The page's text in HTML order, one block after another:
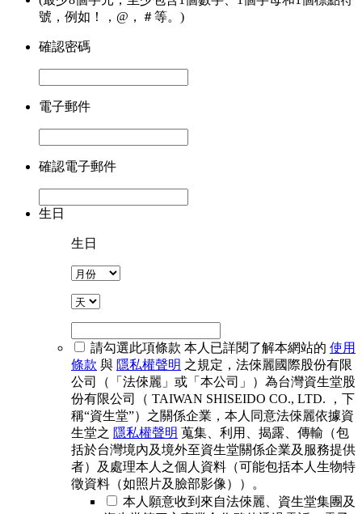
號，例如！，@，＃等。)
確認密碼
電子郵件
確認電子郵件
生日
生日
請勾選此項條款 本人已詳閱了解本網站的 使用
條款 與 隱私權聲明 之規定，法倈麗國際股份有限
公司（「法倈麗」或「本公司」）為台灣資生堂股
份有限公司（ TAIWAN SHISEIDO CO., LTD. ，下
稱“資生堂”）之關係企業，本人同意法倈麗依據資
生堂之 隱私權聲明 蒐集、利用、揭露、傳輸（包
括於台灣境內及境外至資生堂關係企業及服務提供
者）及處理本人之個人資料（可能包括本人生物特
徵資料（如照片及臉部影像））。
本人願意收到來自法倈麗、資生堂集團及